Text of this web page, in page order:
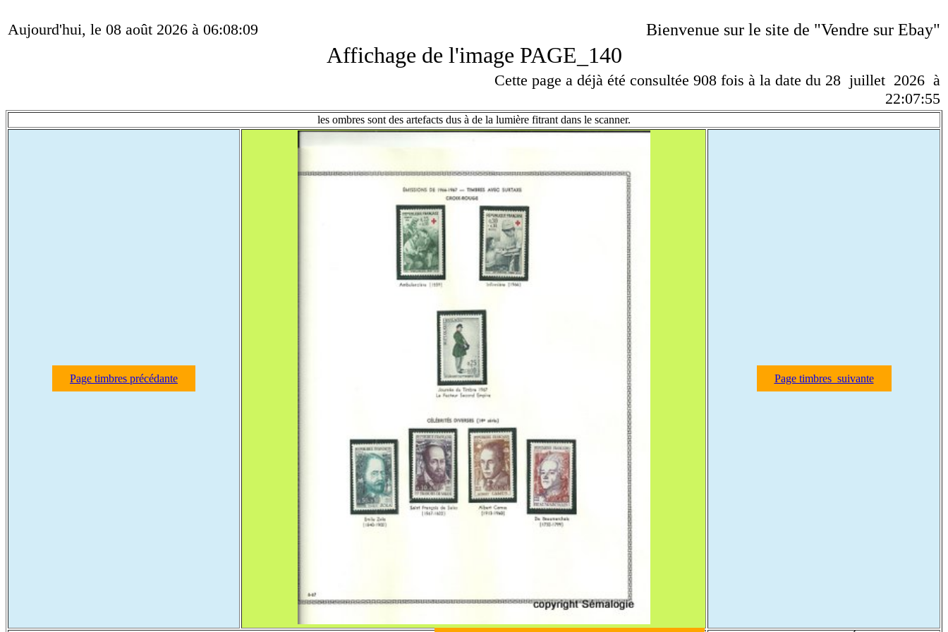
Aujourd'hui, le 08 août 2026 à 06:08:09 Bienvenue sur le site de "Vendre sur Ebay"
Affichage de l'image PAGE_140
Cette page a déjà été consultée 908 fois à la date du 28 juillet 2026 à
22:07:55
les ombres sont des artefacts dus à de la lumière fitrant dans le scanner.
Page timbres précédante Page timbres suivante